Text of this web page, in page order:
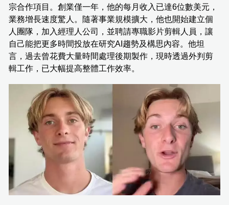
宗合作項目。創業僅一年，他的每月收入已達6位數美元，
業務增長速度驚人。隨著事業規模擴大，他也開始建立個
人團隊，加入經理人公司，並聘請專職影片剪輯人員，讓
自己能把更多時間投放在研究AI趨勢及構思內容。他坦
言，過去曾花費大量時間處理後期製作，現時透過外判剪
輯工作，已大幅提高整體工作效率。